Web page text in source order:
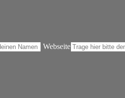
Webseite